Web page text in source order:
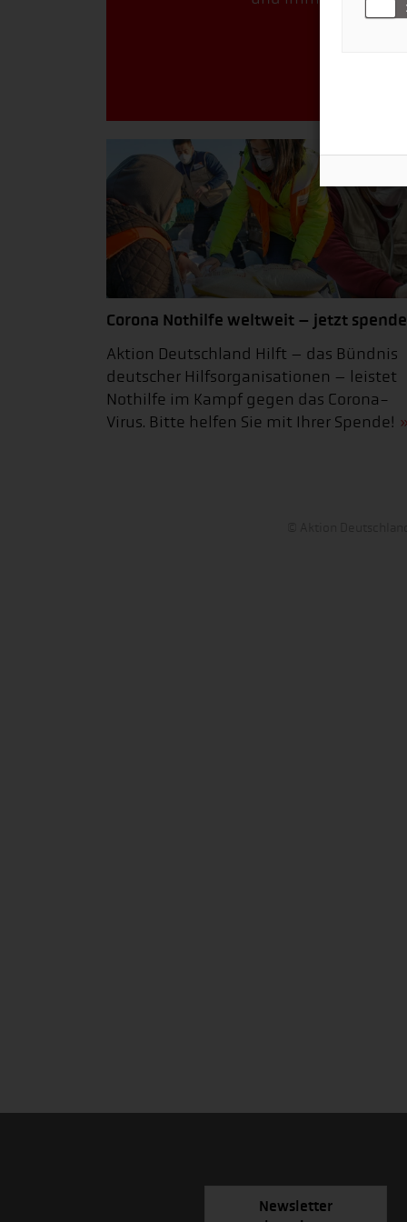
Corona Nothilfe weltweit – jetzt
Aktion Deutschland Hilft – das Bündnis
deutscher Hilfsorganisationen – leistet
Nothilfe im Kampf gegen das Corona-
Virus. Bitte helfen Sie mit Ihrer Spende!
Newsletter